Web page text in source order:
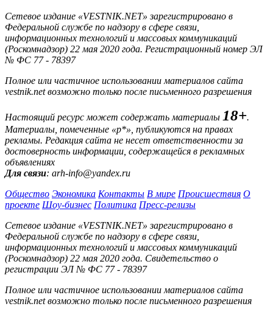
Сетевое издание «VESTNIK.NET» зарегистрировано в
Федеральной службе по надзору в сфере связи,
информационных технологий и массовых коммуникаций
(Роскомнадзор) 22 мая 2020 года. Регистрационный номер ЭЛ
№ ФС 77 - 78397
Полное или частичное использовании материалов сайта
vestnik.net возможно только после письменного разрешения
Настоящий ресурс может содержать материалы 18+.
Материалы, помеченные «р*», публикуются на правах
рекламы. Редакция сайта не несет ответственности за
достоверность информации, содержащейся в рекламных
объявлениях
Для связи: arh-info@yandex.ru
Общество Экономика Контакты В мире Происшествия О
проекте Шоу-бизнес Политика Пресс-релизы
Сетевое издание «VESTNIK.NET» зарегистрировано в
Федеральной службе по надзору в сфере связи,
информационных технологий и массовых коммуникаций
(Роскомнадзор) 22 мая 2020 года. Свидетельство о
регистрации ЭЛ № ФС 77 - 78397
Полное или частичное использовании материалов сайта
vestnik.net возможно только после письменного разрешения